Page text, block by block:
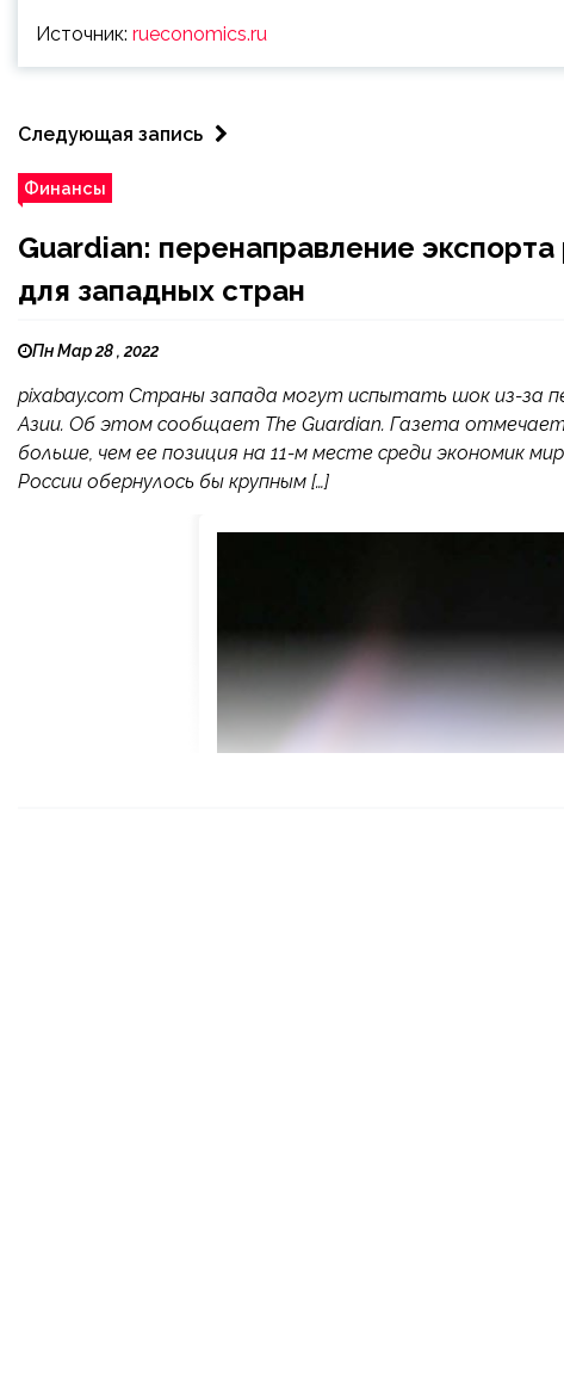
Источник: rueconomics.ru
Следующая запись
Финансы
Guardian: перенаправление
для западных стран
Пн Мар 28 , 2022
pixabay.com Страны запада могут испытать шок из-за
Азии. Об этом сообщает The Guardian. Газета
больше, чем ее позиция на 11-м месте среди экономик
России обернулось бы крупным […]